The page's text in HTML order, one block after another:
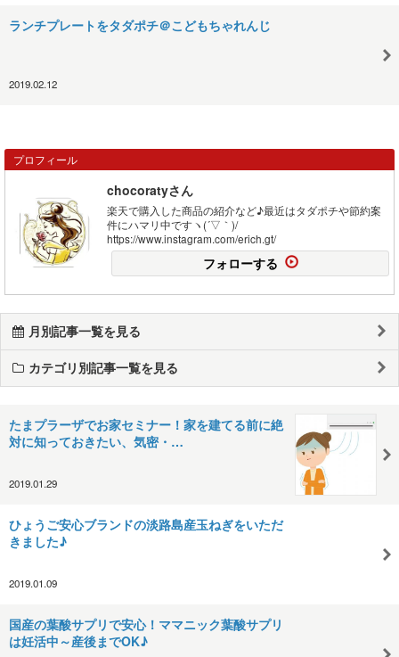
ランチプレートをタダポチ＠こどもちゃれんじ
2019.02.12
プロフィール
chocoratyさん
楽天で購入した商品の紹介など♪最近はタダポチや節約案
件にハマリ中ですヽ(´▽｀)/
https://www.instagram.com/erich.gt/
フォローする
月別記事一覧を見る
カテゴリ別記事一覧を見る
たまプラーザでお家セミナー！家を建てる前に絶
対に知っておきたい、気密・…
2019.01.29
ひょうご安心ブランドの淡路島産玉ねぎをいただ
きました♪
2019.01.09
国産の葉酸サプリで安心！ママニック葉酸サプリ
は妊活中～産後までOK♪